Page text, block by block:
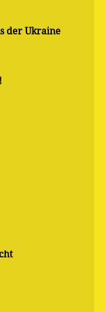
der Ukraine